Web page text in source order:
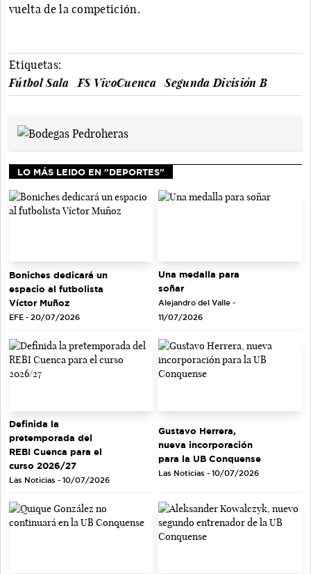
vuelta de la competición.
Etiquetas:
Fútbol Sala
FS VivoCuenca Segunda División B
LO MÁS LEIDO EN "DEPORTES"
Boniches dedicará un
espacio al futbolista
Víctor Muñoz
EFE - 20/07/2026
Una medalla para
soñar
Alejandro del Valle -
11/07/2026
Definida la
pretemporada del
REBI Cuenca para el
curso 2026/27
Las Noticias - 10/07/2026
Gustavo Herrera,
nueva incorporación
para la UB Conquense
Las Noticias - 10/07/2026